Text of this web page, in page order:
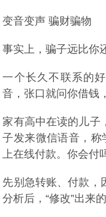
变音变声 骗财骗物
事实上，骗子远比你
一个长久不联系的
音，张口就问你借钱
家有高中在读的儿子
子发来微信语音，称
上在线付款。你会付
先别急转账、付款，
分析后，“修改”出来的